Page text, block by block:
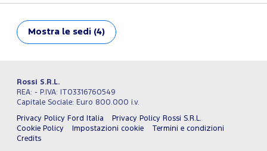
Mostra le sedi (4)
Rossi S.R.L.
REA: - P.IVA: IT03316760549
Capitale Sociale: Euro 800.000 i.v.
Privacy Policy Ford Italia
Privacy Policy Rossi S.R.L.
Cookie Policy
Impostazioni cookie
Termini e condizioni
Credits